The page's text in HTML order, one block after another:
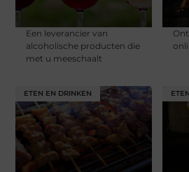
Een leverancier van
alcoholische producten die
met u meeschaalt
ETEN EN DRINKEN